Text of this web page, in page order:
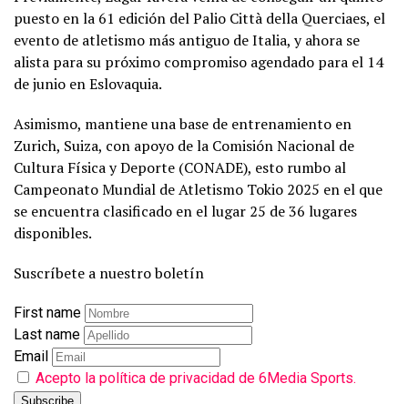
puesto en la 61 edición del Palio Città della Querciaes, el
evento de atletismo más antiguo de Italia, y ahora se
alista para su próximo compromiso agendado para el 14
de junio en Eslovaquia.
Asimismo, mantiene una base de entrenamiento en
Zurich, Suiza, con apoyo de la Comisión Nacional de
Cultura Física y Deporte (CONADE), esto rumbo al
Campeonato Mundial de Atletismo Tokio 2025 en el que
se encuentra clasificado en el lugar 25 de 36 lugares
disponibles.
Suscríbete a nuestro boletín
First name
Last name
Email
Acepto la política de privacidad de 6Media Sports.